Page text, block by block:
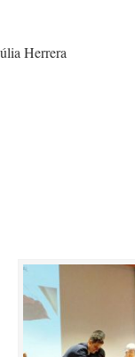
Herrera